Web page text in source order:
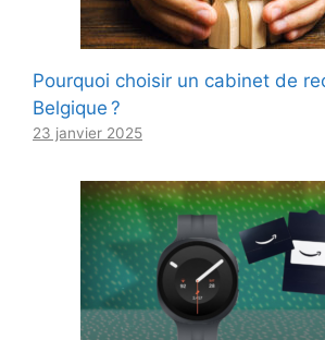
Pourquoi choisir un cabinet de
Belgique ?
23 janvier 2025